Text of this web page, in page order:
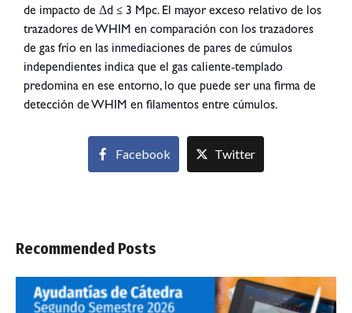
de impacto de Δd ≤ 3 Mpc. El mayor exceso relativo de los
trazadores de WHIM en comparación con los trazadores
de gas frío en las inmediaciones de pares de cúmulos
independientes indica que el gas caliente‐templado
predomina en ese entorno, lo que puede ser una firma de
detección de WHIM en filamentos entre cúmulos.
Facebook Twitter
Recommended Posts